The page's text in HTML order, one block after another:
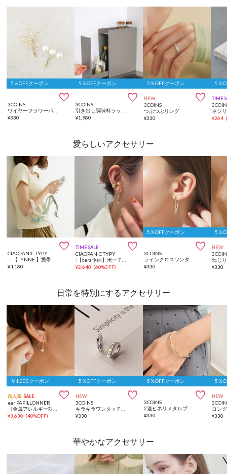
5％OFFクーポン

3COINS
¥330
5％OFFクーポン

3COINS
¥1,980
5％OFFクーポン
NEW 
3COINS
つぶつぶリング
¥330
5％
TIME
ネジ
¥264
愛らしいアクセサリー

CIAOPANIC TYPY
¥4,180
TIME SALE 
CIAOPANIC TYPY
¥2,640 (60%OFF)
5％OFFクーポン

3COINS
¥330
5％
NEW
ねじ
¥330
日常を特別にするアクセサリー
￥1,000クーポン
再入荷 SALE 
ear PAPILLONNER
¥3,630 (40%OFF)
5％OFFクーポン
NEW 
3COINS
¥330
5％OFFクーポン

3COINS
2連ヒネリメタルブレス
¥330
5％
NEW
ロン
¥330
華やかなアクセサリー